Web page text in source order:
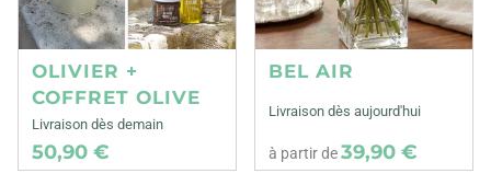
OLIVIER +
COFFRET OLIVE
Livraison dès demain
50,90 €
BEL AIR
Livraison dès aujourd'hui
à partir de39,90 €